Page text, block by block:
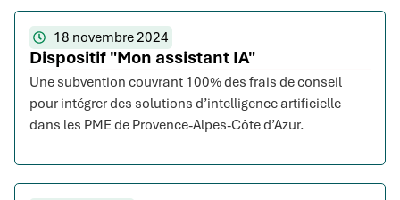
18 novembre 2024
Dispositif "Mon assistant IA"
Une subvention couvrant 100% des frais de conseil
pour intégrer des solutions d’intelligence artificielle
dans les PME de Provence-Alpes-Côte d’Azur.